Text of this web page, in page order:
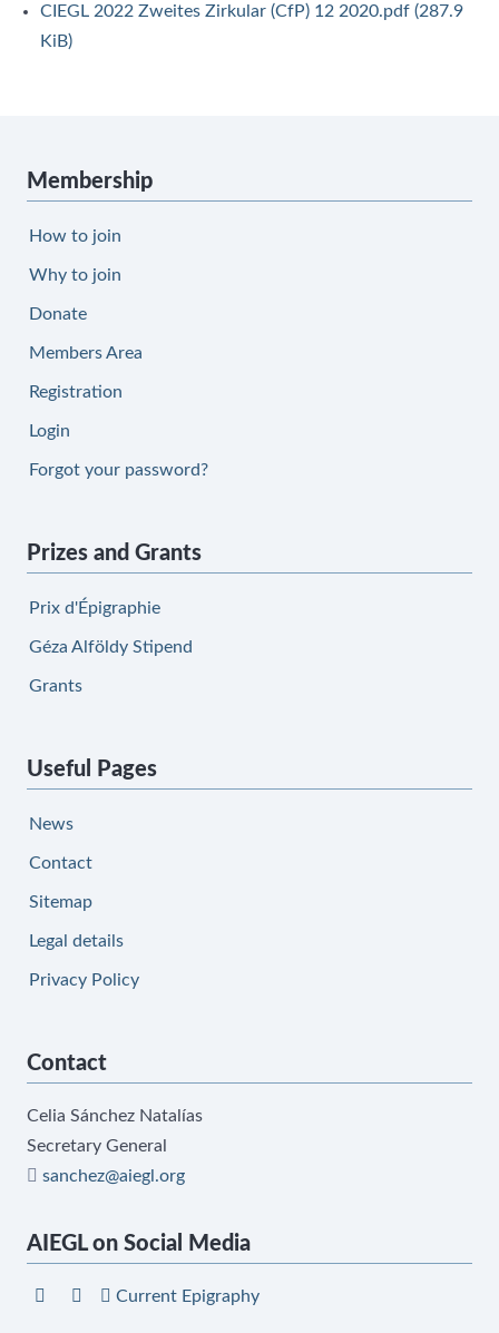
CIEGL 2022 Zweites Zirkular (CfP) 12 2020.pdf (287.9
KiB)
Membership
How to join
Why to join
Donate
Members Area
Registration
Login
Forgot your password?
Prizes and Grants
Prix d'Épigraphie
Géza Alföldy Stipend
Grants
Useful Pages
News
Contact
Sitemap
Legal details
Privacy Policy
Contact
Celia Sánchez Natalías
Secretary General
sanchez@aiegl.org
AIEGL on Social Media
Current Epigraphy